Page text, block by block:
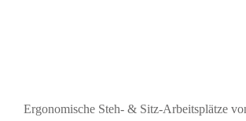
Ergonomische Steh- & Sitz-Arbeitsplätze